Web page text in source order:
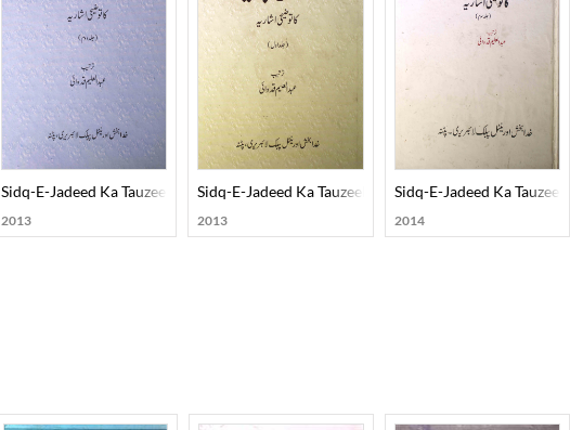
Sidq-E-Jadeed Ka Tauzeehi Ishariya
2013
Sidq-E-Jadeed Ka Tauzeehi Ishariya
2013
Sidq-E-Jadeed Ka
2014